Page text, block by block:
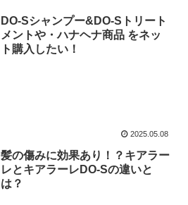
DO-Sシャンプー&DO-Sトリート
メントや・ハナヘナ商品 をネッ
ト購入したい！
2025.05.08
髪の傷みに効果あり！？キアラー
レとキアラーレDO-Sの違いと
は？